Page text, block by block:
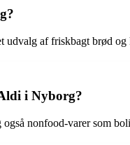
udvalg af friskbagt brød og
i Nyborg?
nonfood-varer som